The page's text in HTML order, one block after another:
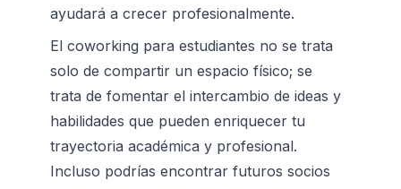
ayudará a crecer profesionalmente.
El coworking para estudiantes no se trata
solo de compartir un espacio físico; se
trata de fomentar el intercambio de ideas y
habilidades que pueden enriquecer tu
trayectoria académica y profesional.
Incluso podrías encontrar futuros socios